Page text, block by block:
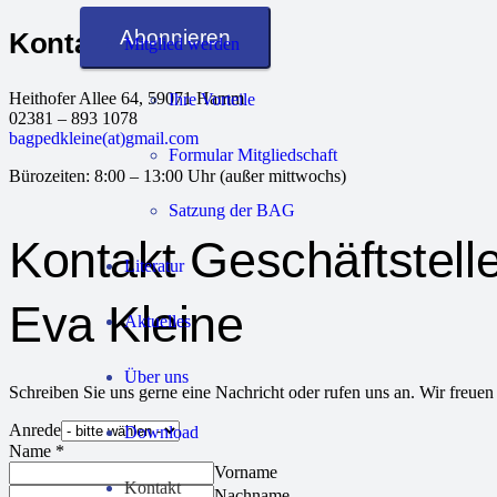
Abonnieren
Mitglied werden
Ihre Vorteile
Formular Mitgliedschaft
Satzung der BAG
Literatur
Aktuelles
Über uns
Download
Kontakt
Kontaktadresse
Heithofer Allee 64, 59071 Hamm
02381 – 893 1078
bagpedkleine(at)gmail.com
Bürozeiten: 8:00 – 13:00 Uhr (außer mittwochs)
Kontakt
Eva Kleine
Schreiben Sie uns gerne eine Nachricht oder rufen uns an. Wir freuen
Anrede
Name *
Vorname